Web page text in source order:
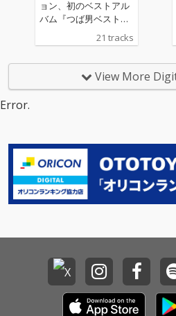
ョン、初のベストアル
バム『つば男ベスト』
『つば男インストベス
ト』の2作品配信リリ
は、CUBERS、THE SU
PER FRUIT、世が世な
とつば男AP（CUBER
S）のTAKAを加えた総
勢20名が、本アルバム
のために歌唱した新録
「Samenaide」を含む
ネージャー・堀切裕真
をはじめ、高橋芳朗、
南波一海、坂井彩花、
小林千絵による選考・
選曲を経て決定した。
21 tracks
View More
Error.